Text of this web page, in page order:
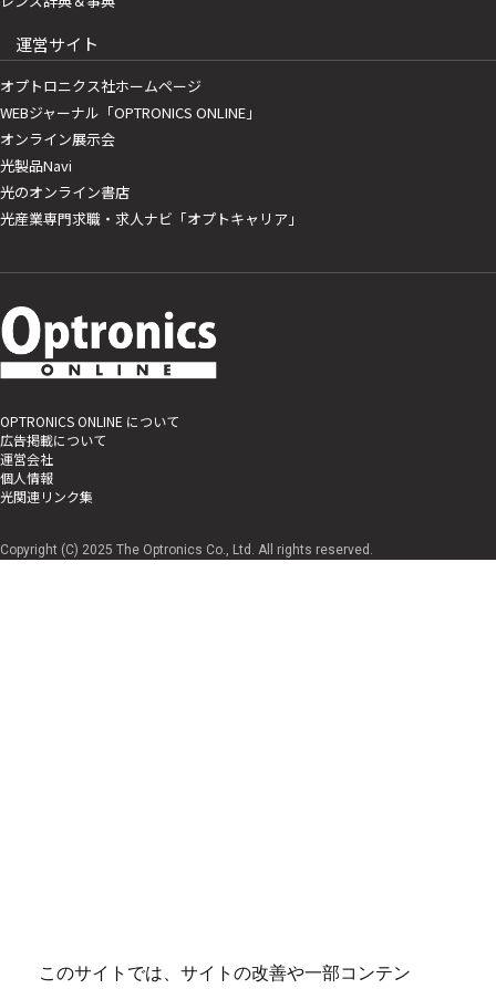
このサイトでは、サイトの改善や一部コンテン
運営サイト
オプトロニクス社ホームページ
WEBジャーナル「OPTRONICS ONLINE」
オンライン展示会
光製品Navi
光のオンライン書店
光産業専門求職・求人ナビ「オプトキャリア」
OPTRONICS ONLINE について
広告掲載について
運営会社
個人情報
光関連リンク集
Copyright (C) 2025 The Optronics Co., Ltd. All rights reserved.